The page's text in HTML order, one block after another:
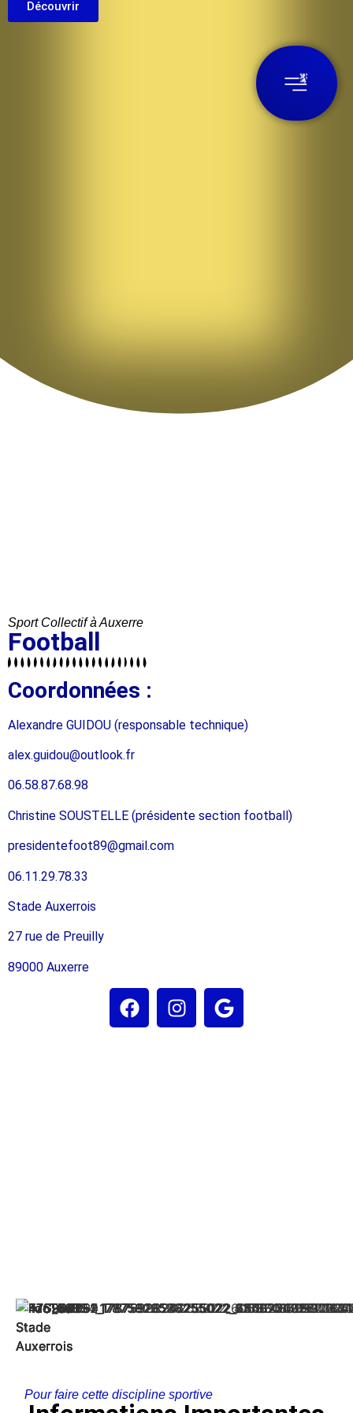
Découvrir
Sport Collectif à Auxerre
Football
Coordonnées :
Alexandre GUIDOU (responsable technique)
alex.guidou@outlook.fr
06.58.87.68.98
Christine SOUSTELLE (présidente section football)
presidentefoot89@gmail.com
06.11.29.78.33
Stade Auxerrois
27 rue de Preuilly
89000 Auxerre
Pour faire cette discipline sportive